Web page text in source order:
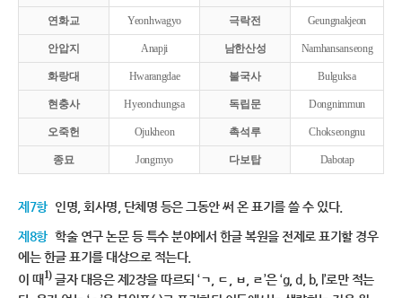
연화교 Yeonhwagyo 극락전 Geungnakjeon
안압지 Anapji 남한산성 Namhansanseong
화랑대 Hwarangdae 불국사 Bulguksa
현충사 Hyeonchungsa 독립문 Dongnimmun
오죽헌 Ojukheon 촉석루 Chokseongnu
종묘 Jongmyo 다보탑 Dabotap
제7항 인명, 회사명, 단체명 등은 그동안 써 온 표기를 쓸 수 있다.
제8항 학술 연구 논문 등 특수 분야에서 한글 복원을 전제로 표기할 경우
에는 한글 표기를 대상으로 적는다.
이 때1)글자 대응은 제2장을 따르되 ‘ㄱ, ㄷ, ㅂ, ㄹ’은 ‘g, d, b, l’로만 적는